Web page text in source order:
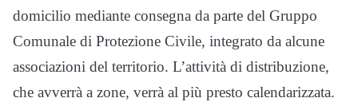
domicilio mediante consegna da parte del Gruppo
Comunale di Protezione Civile, integrato da alcune
associazioni del territorio. L’attività di distribuzione,
che avverrà a zone, verrà al più presto calendarizzata.